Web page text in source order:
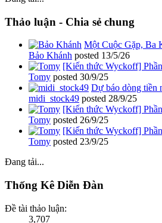
Thảo luận - Chia sẻ chung
Một Cuộc Gặp, Ba
Bảo Khánh posted 13/5/26
[Kiến thức Wyckoff]
Tomy posted 30/9/25
Dự báo dòng tiền
midi_stock49 posted 28/9/25
[Kiến thức Wyckoff]
Tomy posted 26/9/25
[Kiến thức Wyckoff]
Tomy posted 23/9/25
Đang tải...
Thống Kê Diễn Đàn
Đề tài thảo luận:
3,707